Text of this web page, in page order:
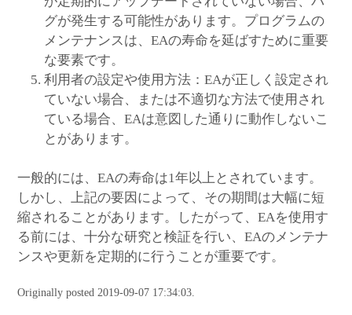
グが発生する可能性があります。プログラムの
メンテナンスは、EAの寿命を延ばすために重要
な要素です。
利用者の設定や使用方法：EAが正しく設定され
ていない場合、または不適切な方法で使用され
ている場合、EAは意図した通りに動作しないこ
とがあります。
一般的には、EAの寿命は1年以上とされています。
しかし、上記の要因によって、その期間は大幅に短
縮されることがあります。したがって、EAを使用す
る前には、十分な研究と検証を行い、EAのメンテナ
ンスや更新を定期的に行うことが重要です。
Originally posted 2019-09-07 17:34:03.